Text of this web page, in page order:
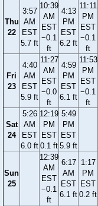
Thu
22
3:57
AM
EST
5.7 ft
10:39
AM
EST
−0.1
ft
4:13
PM
EST
6.2 ft
11:11
PM
EST
−0.1
ft
Fri
23
4:40
AM
EST
5.9 ft
11:27
AM
EST
−0.0
ft
4:59
PM
EST
6.1 ft
11:53
PM
EST
−0.1
ft
Sat
24
5:26
AM
EST
6.0 ft
12:19
PM
EST
0.1 ft
5:49
PM
EST
5.9 ft
Sun
25
12:39
AM
EST
−0.1
ft
6:17
AM
EST
6.1 ft
1:17
PM
EST
0.2 ft